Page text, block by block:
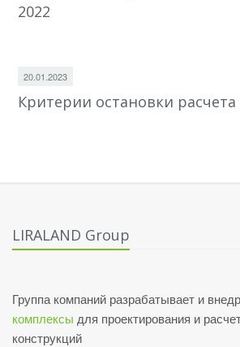
2022
20.01.2023
Критерии остановки расчета
LIRALAND Group
Группа компаний разрабатывает и
комплексы для проектирования и
конструкций